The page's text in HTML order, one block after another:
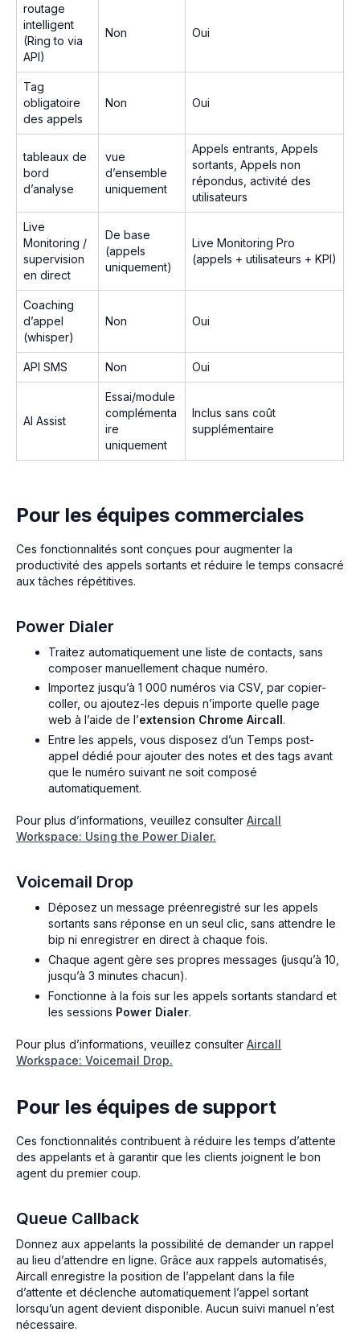
routage
intelligent
(Ring to via
API)
Non Oui
Tag
obligatoire
des appels
Non Oui
tableaux de
bord
d’analyse
vue
d’ensemble
uniquement
Appels entrants, Appels
sortants, Appels non
répondus, activité des
utilisateurs
Live
Monitoring /
supervision
en direct
De base
(appels
uniquement)
Live Monitoring Pro
(appels + utilisateurs + KPI)
Coaching
d’appel
(whisper)
Non Oui
API SMS Non Oui
AI Assist
Essai/module
complémenta
ire
uniquement
Inclus sans coût
supplémentaire
Pour les équipes commerciales
Ces fonctionnalités sont conçues pour augmenter la
productivité des appels sortants et réduire le temps consacré
aux tâches répétitives.
Power Dialer
Traitez automatiquement une liste de contacts, sans
composer manuellement chaque numéro.
Importez jusqu’à 1 000 numéros via CSV, par copier-
coller, ou ajoutez-les depuis n’importe quelle page
web à l’aide de l’extension Chrome Aircall.
Entre les appels, vous disposez d’un Temps post-
appel dédié pour ajouter des notes et des tags avant
que le numéro suivant ne soit composé
automatiquement.
Pour plus d’informations, veuillez consulter Aircall
Workspace: Using the Power Dialer.
Voicemail Drop
Déposez un message préenregistré sur les appels
sortants sans réponse en un seul clic, sans attendre le
bip ni enregistrer en direct à chaque fois.
Chaque agent gère ses propres messages (jusqu’à 10,
jusqu’à 3 minutes chacun).
Fonctionne à la fois sur les appels sortants standard et
les sessions Power Dialer.
Pour plus d’informations, veuillez consulter Aircall
Workspace: Voicemail Drop.
Pour les équipes de support
Ces fonctionnalités contribuent à réduire les temps d’attente
des appelants et à garantir que les clients joignent le bon
agent du premier coup.
Queue Callback
Donnez aux appelants la possibilité de demander un rappel
au lieu d’attendre en ligne. Grâce aux rappels automatisés,
Aircall enregistre la position de l’appelant dans la file
d’attente et déclenche automatiquement l’appel sortant
lorsqu’un agent devient disponible. Aucun suivi manuel n’est
nécessaire.